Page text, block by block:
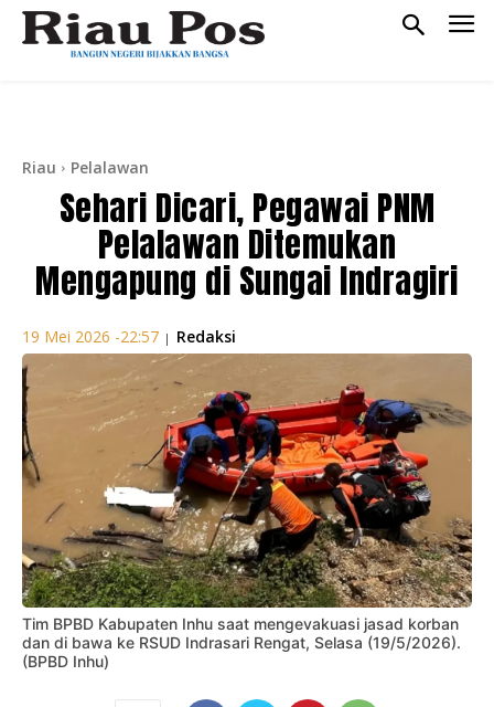
Riau Pelalawan
Sehari Dicari, Pegawai PNM
Pelalawan Ditemukan
Mengapung di Sungai Indragiri
19 Mei 2026 -22:57 | Redaksi
Tim BPBD Kabupaten Inhu saat mengevakuasi jasad korban
dan di bawa ke RSUD Indrasari Rengat, Selasa (19/5/2026).
(BPBD Inhu)